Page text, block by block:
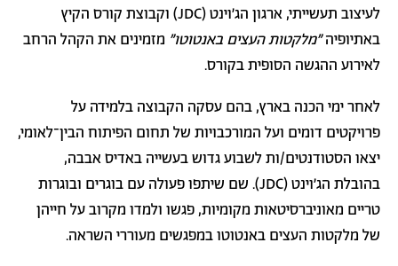
לעיצוב תעשייתי, ארגון הג'וינט (JDC) וקבוצת קורס הקיץ
באתיופיה"מלקטות העצים באנטוטו" מזמינים את הקהל הרחב
לאירוע ההגשה הסופית בקורס.
לאחר ימי הכנה בארץ, בהם עסקה הקבוצה בלמידה על
פרויקטים דומים ועל המורכבויות של תחום הפיתוח הבין־לאומי,
יצאו הסטודנטים/ות לשבוע גדוש בעשייה באדיס אבבה,
בהובלת הג'וינט (JDC). שם שיתפו פעולה עם בוגרים ובוגרות
טריים מאוניברסיטאות מקומיות, פגשו ולמדו מקרוב על חייהן
של מלקטות העצים באנטוטו במפגשים מעוררי השראה.